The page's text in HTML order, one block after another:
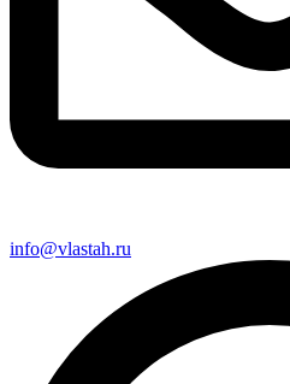
info@vlastah.ru